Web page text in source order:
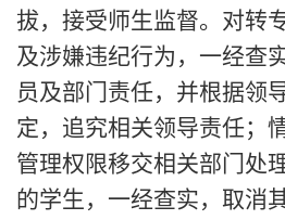
拔，接受师生监督。对转
及涉嫌违纪行为，一经查
员及部门责任，并根据领
定，追究相关领导责任；
管理权限移交相关部门处理
的学生，一经查实，取消